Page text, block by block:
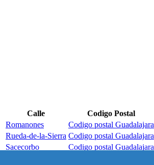
Calle
Codigo Postal
Romanones
Codigo postal Guadalajara
Rueda-de-la-Sierra Codigo postal Guadalajara
Sacecorbo
Codigo postal Guadalajara